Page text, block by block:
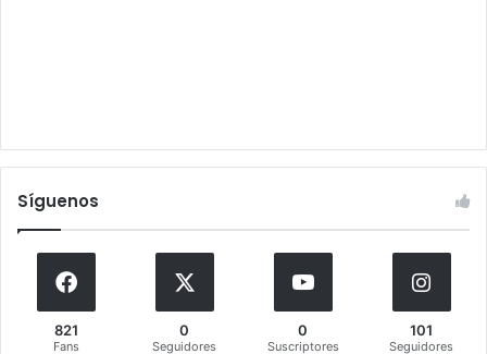
Síguenos
821
Fans
0
Seguidores
0
Suscriptores
101
Seguidores